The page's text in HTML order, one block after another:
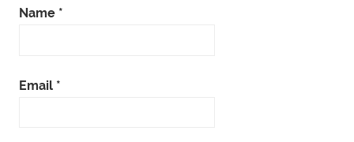
Name *
Email *